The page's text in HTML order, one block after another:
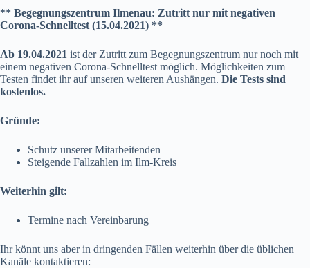
** Begegnungszentrum Ilmenau: Zutritt nur mit negativen
Corona-Schnelltest (15.04.2021) **
Ab 19.04.2021 ist der Zutritt zum Begegnungszentrum nur noch mit
einem negativen Corona-Schnelltest möglich. Möglichkeiten zum
Testen findet ihr auf unseren weiteren Aushängen. Die Tests sind
kostenlos.
Gründe:
Schutz unserer Mitarbeitenden
Steigende Fallzahlen im Ilm-Kreis
Weiterhin gilt:
Termine nach Vereinbarung
Ihr könnt uns aber in dringenden Fällen weiterhin über die üblichen
Kanäle kontaktieren: